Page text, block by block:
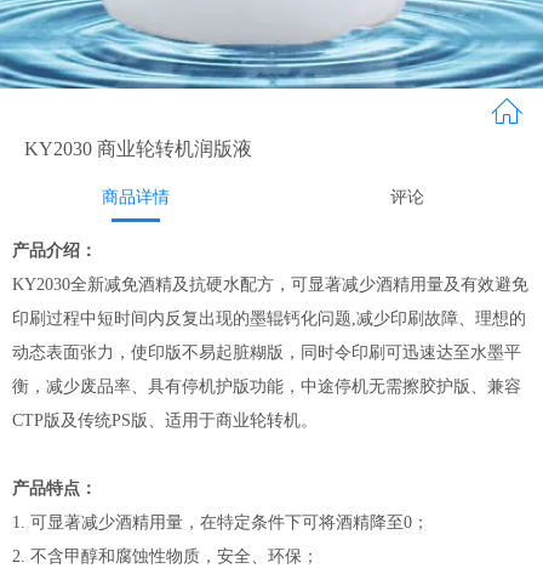
KY2030 商业轮转机润版液
商品详情 评论
产品介绍：
KY2030全新减免酒精及抗硬水配方，可显著减少酒精用量及有效避免
印刷过程中短时间内反复出现的墨辊钙化问题,减少印刷故障、理想的
动态表面张力，使印版不易起脏糊版，同时令印刷可迅速达至水墨平
衡，减少废品率、具有停机护版功能，中途停机无需擦胶护版、兼容
CTP版及传统PS版、适用于商业轮转机。
产品特点：
1. 可显著减少酒精用量，在特定条件下可将酒精降至0；
2. 不含甲醇和腐蚀性物质，安全、环保；